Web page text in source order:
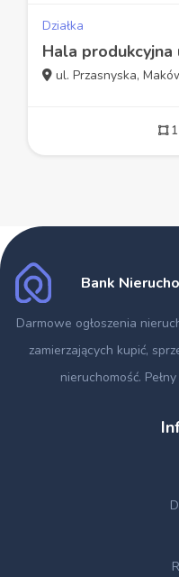
Działka
ul. Przasnyska,
Bank
Darmowe ogłoszenia
zamierzających kupić,
nieruchomość.